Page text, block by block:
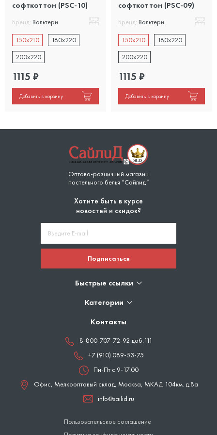
софткоттон (PSC-10)
Бренд: Вальтери
150x210
180x220
200x220
1115 ₽
Добавить в корзину
софткоттон (PSC-09)
Бренд: Вальтери
150x210
180x220
200x220
1115 ₽
Добавить в корзину
Оптово-розничный магазин
постельного белья “Сайлид”
Хотите быть в курсе
новостей и скидок?
Подписаться
Быстрые ссылки
Категории
Контакты
8-800-707-72-92 доб.111
+7 (910) 089-53-75
Пн-Пт с 9-17.00
Офис, Мелкооптовый склад, Москва, МКАД 104км. д.8а
info@sailid.ru
Пользовательское соглашение